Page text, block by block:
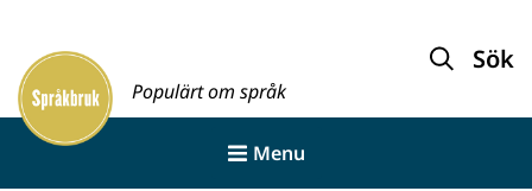
innehållet
Framsida
Populärt om språk
Sök
Menu